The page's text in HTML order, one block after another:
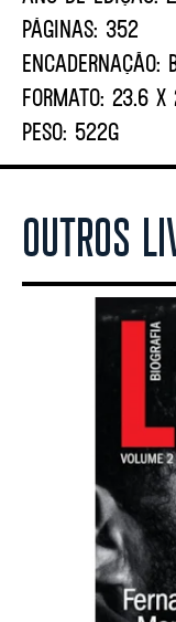
PÁGINAS: 352
ENCADERNAÇÃO:
FORMATO: 23.6 X
PESO: 522G
OUTROS